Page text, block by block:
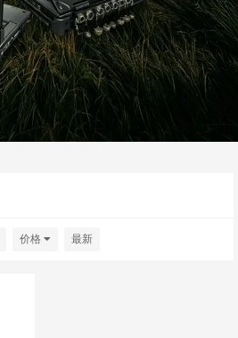
价格 最新